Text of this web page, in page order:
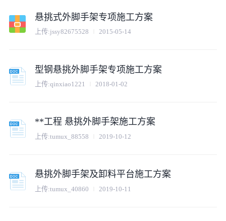
悬挑式外脚手架专项施工方案
上传:jssy82675528 2015-05-14
型钢悬挑外脚手架专项施工方案
上传:qinxiao1221 2018-01-02
**工程 悬挑外脚手架施工方案
上传:tumux_88558 2019-10-12
悬挑外脚手架及卸料平台施工方案
上传:tumux_40860 2019-10-11